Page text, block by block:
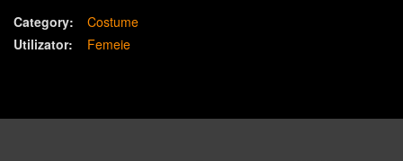
Category:
Costume
Utilizator:
Femeie